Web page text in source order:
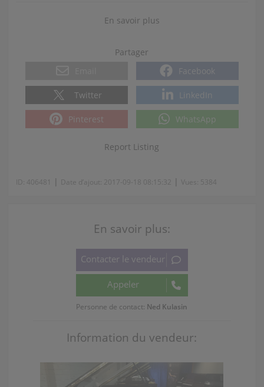
En savoir plus
Partager
Facebook
Twitter LinkedIn
Pinterest WhatsApp
Report Listing
ID: 406481 | Date d’ajout: 2017-09-18 08:15:32 | Vues: 5384
En savoir plus:
Personne de contact: Ned Kulasin
Information du vendeur: